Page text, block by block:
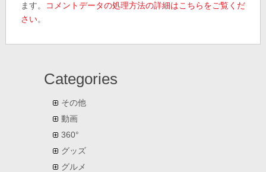
ます。
コメントデータの処理方法の詳細はこちらをご覧くだ
さい。
Categories
その他
動画
360°
グッズ
グルメ